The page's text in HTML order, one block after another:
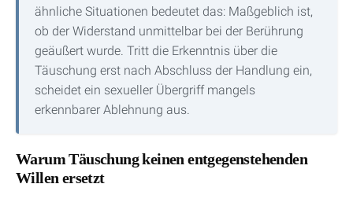
ähnliche Situationen bedeutet das: Maßgeblich ist,
ob der Widerstand unmittelbar bei der Berührung
geäußert wurde. Tritt die Erkenntnis über die
Täuschung erst nach Abschluss der Handlung ein,
scheidet ein sexueller Übergriff mangels
erkennbarer Ablehnung aus.
Warum Täuschung keinen entgegenstehenden
Willen ersetzt